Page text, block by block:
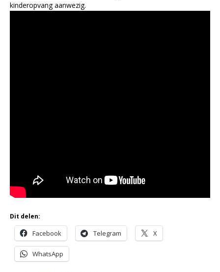
kinderopvang aanwezig.
Dit delen:
Facebook Telegram X
WhatsApp